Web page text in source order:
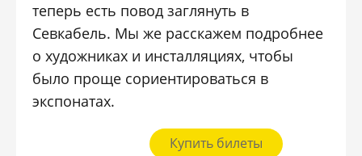
теперь есть повод заглянуть в
Севкабель. Мы же расскажем подробнее
о художниках и инсталляциях, чтобы
было проще сориентироваться в
экспонатах.
Купить билеты